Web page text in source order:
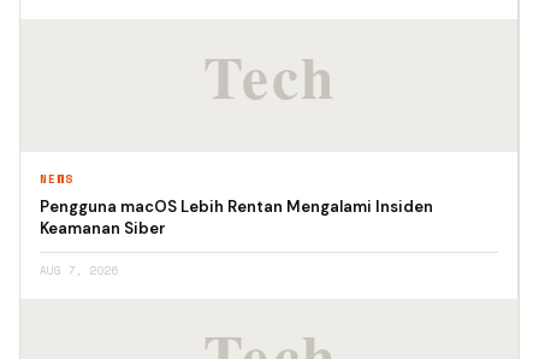
NEWS
Pengguna macOS Lebih Rentan Mengalami Insiden
Keamanan Siber
AUG 7, 2026